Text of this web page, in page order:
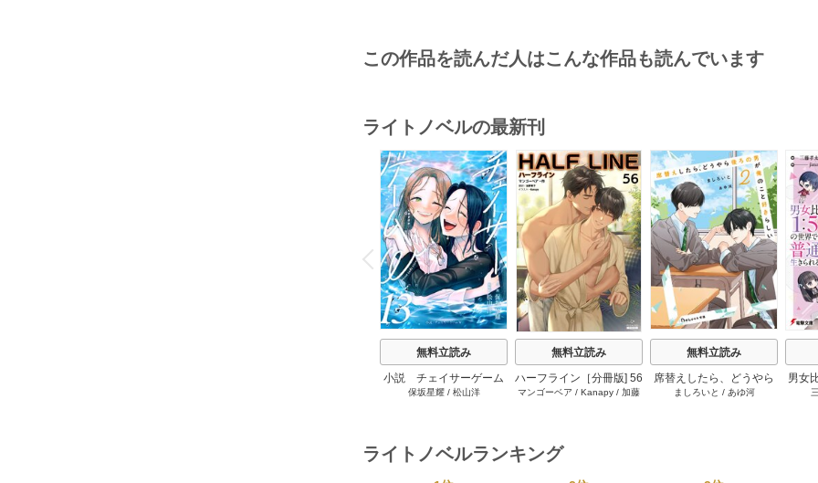
この作品を読んだ人はこんな作品も読んでいます
ライトノベルの最新刊
P
r
e
v
i
o
u
s
無料立読み
小説 チェイサーゲーム
W 13巻
保坂星耀/ 松山洋
無料立読み
ハーフライン［分冊版] 56
巻
マンゴーベア / Kanapy / 加藤
無料立読み
席替えしたら、どうやら
後ろの男が俺のこと好き
ましろいと / あゆ河
男女
通
ライトノベルランキング